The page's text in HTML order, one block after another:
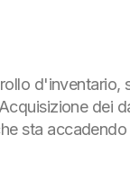
d'inventario,
dei
sta